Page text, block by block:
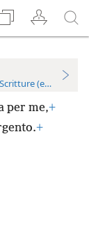
(edizione
per me,+
+